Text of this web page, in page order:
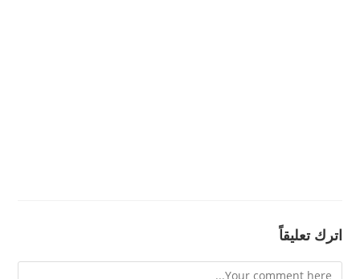
اترك تعليقاً
Comment